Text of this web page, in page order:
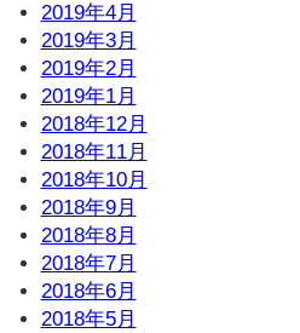
2019年4月
2019年3月
2019年2月
2019年1月
2018年12月
2018年11月
2018年10月
2018年9月
2018年8月
2018年7月
2018年6月
2018年5月